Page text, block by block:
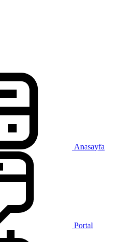
Anasayfa
Portal